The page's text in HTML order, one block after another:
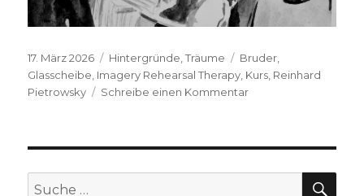
Veröffentlicht
am
17. März 2026 Kategorien
Hintergründe ,Träume Schlagwörter
Bruder
Glasscheibe Imagery Rehearsal Therapy Kurs Reinhard
Pietrowsky
Schreibe einen Kommentarzu
Suche